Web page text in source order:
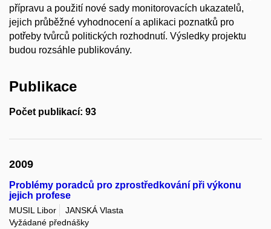
přípravu a použití nové sady monitorovacích ukazatelů,
jejich průběžné vyhodnocení a aplikaci poznatků pro
potřeby tvůrců politických rozhodnutí. Výsledky projektu
budou rozsáhle publikovány.
Publikace
Počet publikací: 93
2009
Problémy poradců pro zprostředkování při výkonu
jejich profese
MUSIL Libor
JANSKÁ Vlasta
Vyžádané přednášky